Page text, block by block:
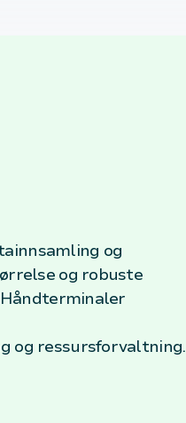
og
og robuste
og ressursforvaltning.